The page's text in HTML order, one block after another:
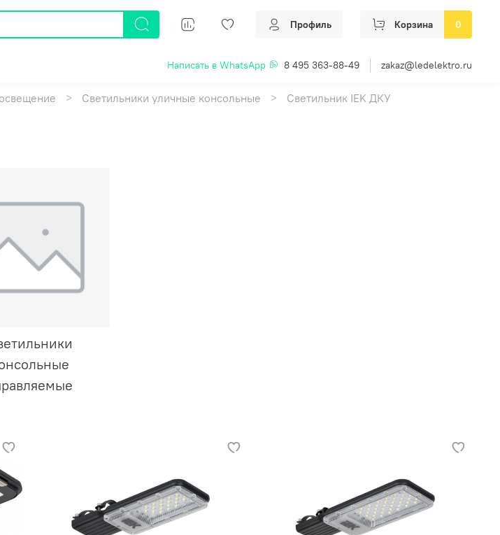
Профиль Корзина 0
Написать в WhatsApp 8 495 363-88-49 zakaz@ledelektro.ru
Светильники уличные консольные Светильник IEK ДКУ